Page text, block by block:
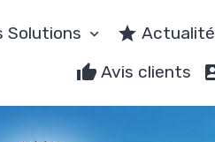
Solutions Actualité
Avis clients